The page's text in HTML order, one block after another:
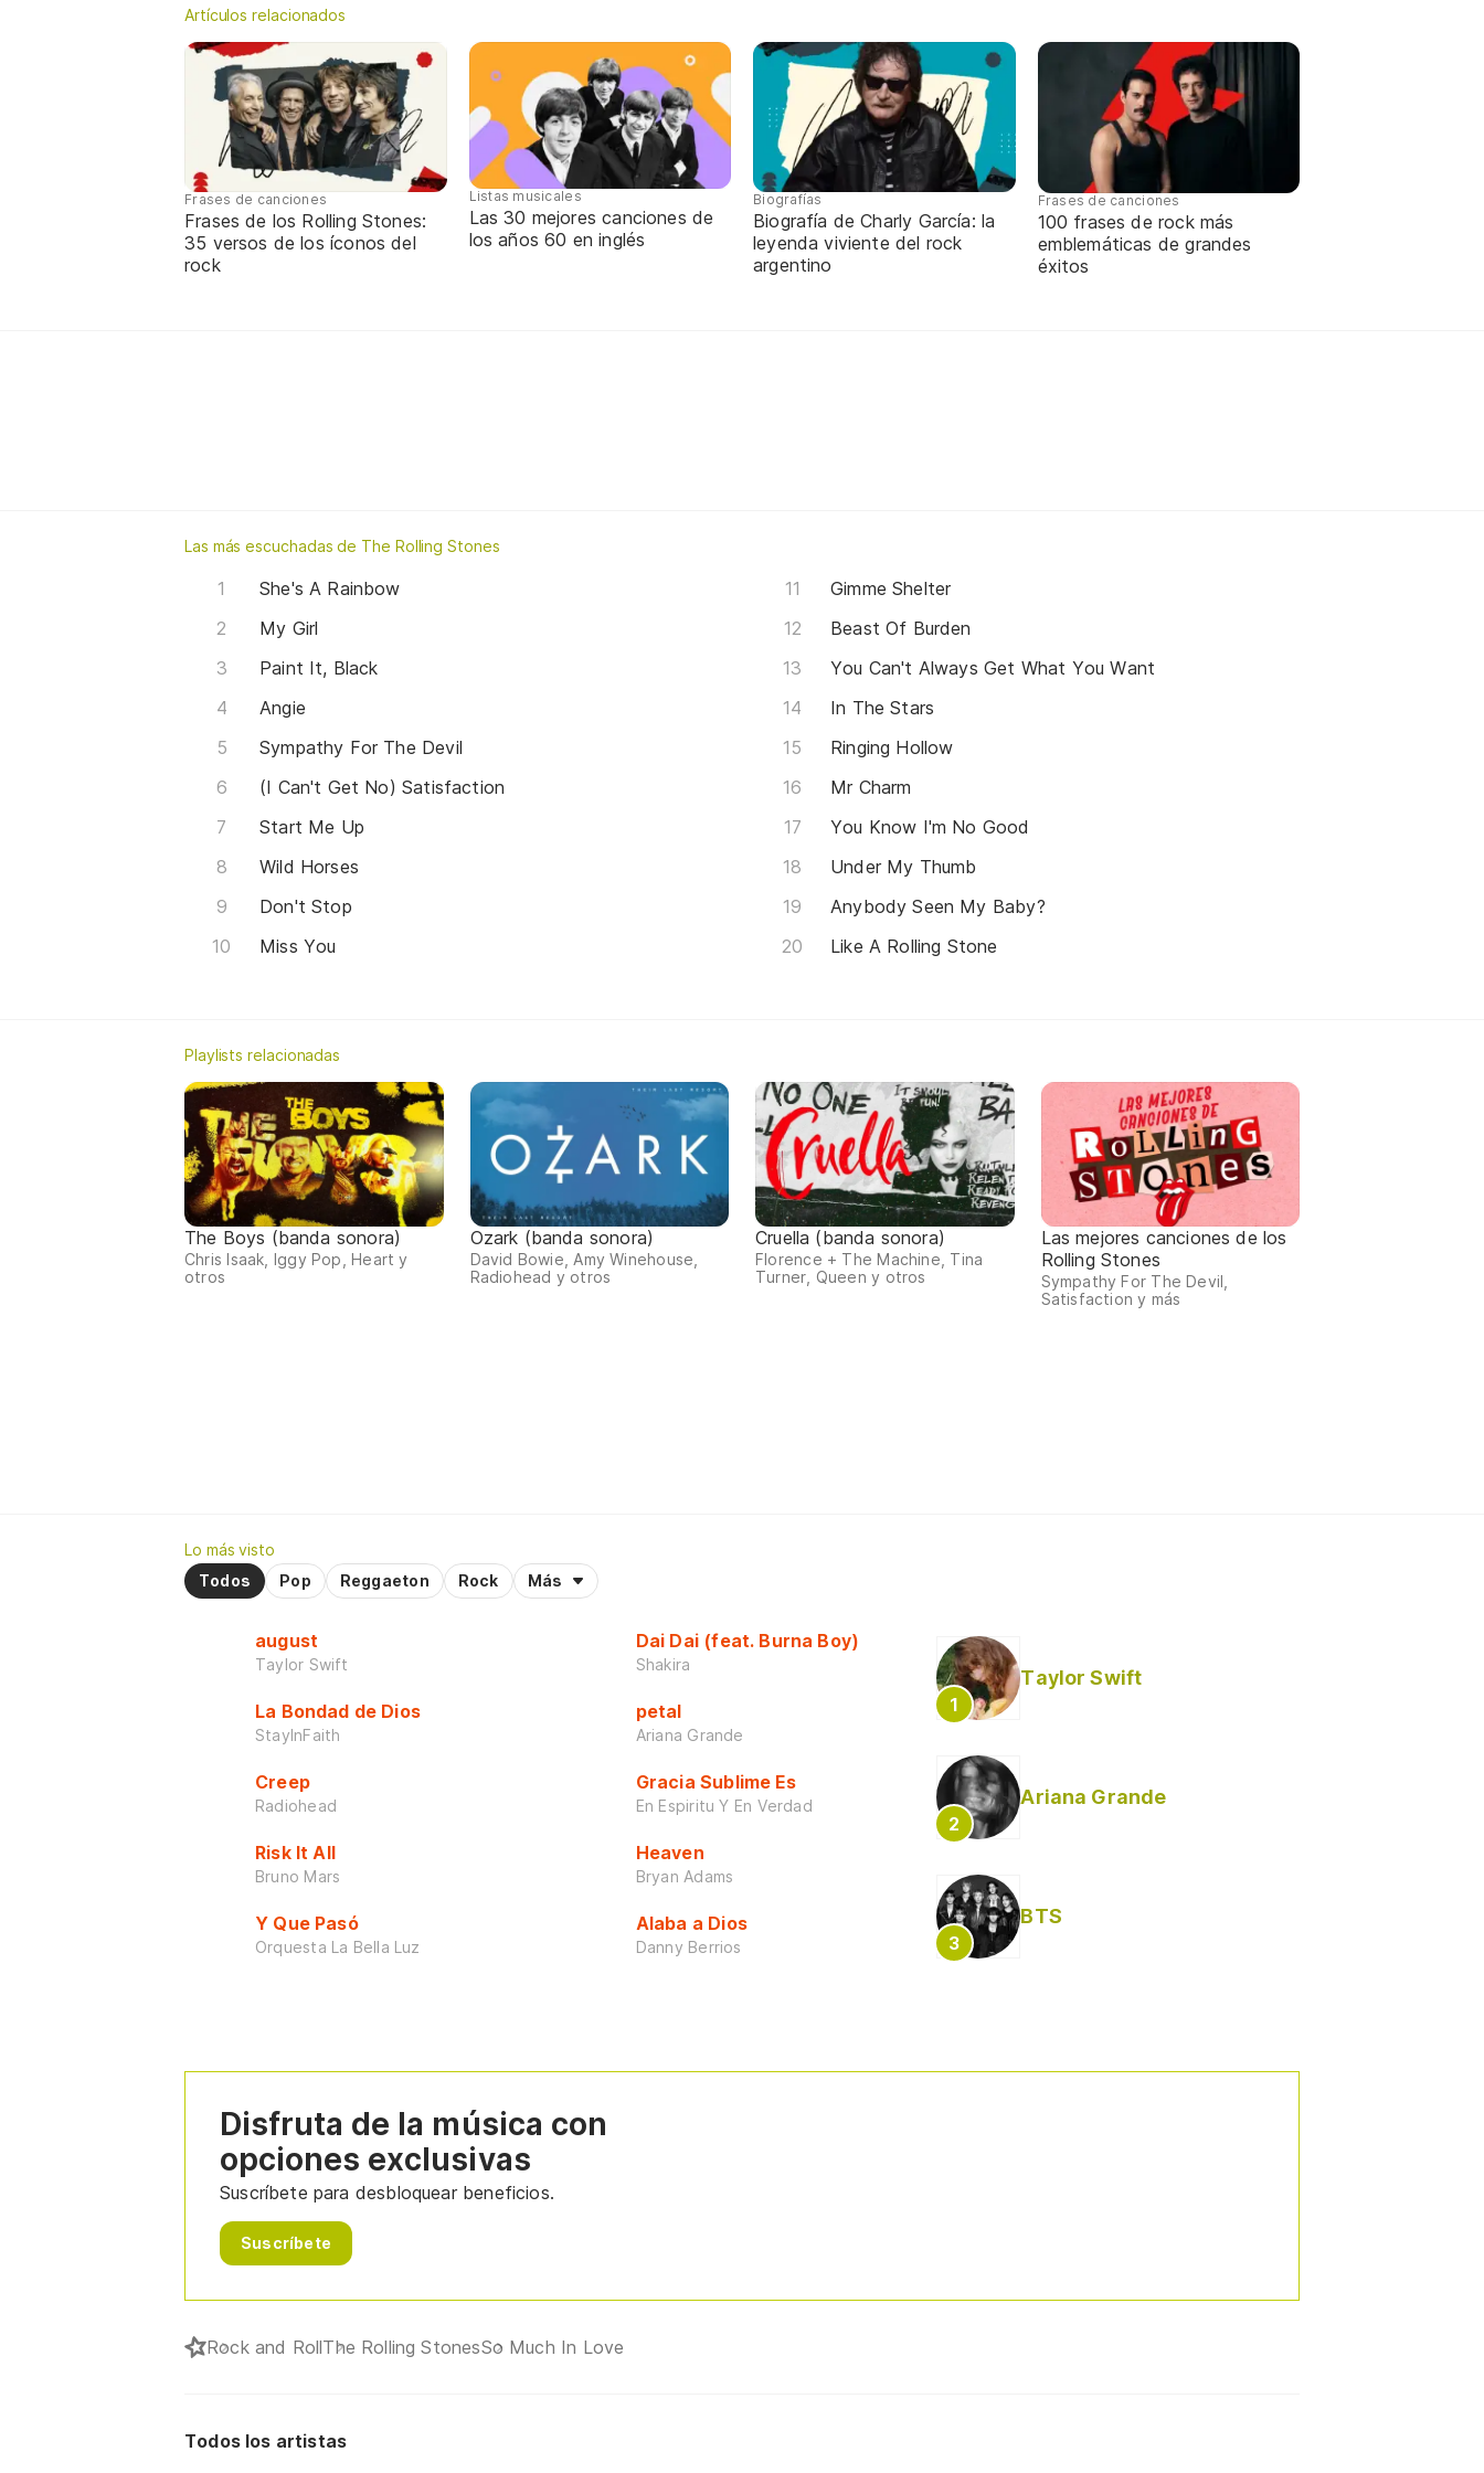
Artículos relacionados
Frases de canciones
Frases de los Rolling Stones:
35 versos de los íconos del
rock
Listas musicales
Las 30 mejores canciones de
los años 60 en inglés
Biografías
Biografía de Charly García: la
leyenda viviente del rock
argentino
Frases de canciones
100 frases de rock más
emblemáticas de grandes
éxitos
Las más escuchadas de The Rolling Stones
She's A Rainbow
My Girl
Paint It, Black
Angie
Sympathy For The Devil
(I Can't Get No) Satisfaction
Start Me Up
Wild Horses
Don't Stop
Miss You
Gimme Shelter
Beast Of Burden
You Can't Always Get What You Want
In The Stars
Ringing Hollow
Mr Charm
You Know I'm No Good
Under My Thumb
Anybody Seen My Baby?
Like A Rolling Stone
Playlists relacionadas
The Boys (banda sonora)
Chris Isaak, Iggy Pop, Heart y
otros
Ozark (banda sonora)
David Bowie, Amy Winehouse,
Radiohead y otros
Cruella (banda sonora)
Florence + The Machine, Tina
Turner, Queen y otros
Las mejores canciones de los
Rolling Stones
Sympathy For The Devil,
Satisfaction y más
Lo más visto
Todos
Pop Reggaeton Rock Más
august
Taylor Swift
La Bondad de Dios
StayInFaith
Creep
Radiohead
Risk It All
Bruno Mars
Y Que Pasó
Orquesta La Bella Luz
Dai Dai (feat. Burna Boy)
Shakira
petal
Ariana Grande
Gracia Sublime Es
En Espiritu Y En Verdad
Heaven
Bryan Adams
Alaba a Dios
Danny Berrios
Taylor Swift
Ariana Grande
BTS
Disfruta de la música con
opciones exclusivas
Suscríbete para desbloquear beneficios.
Suscríbete
Rock and RollThe Rolling StonesSo Much In Love
Todos los artistas